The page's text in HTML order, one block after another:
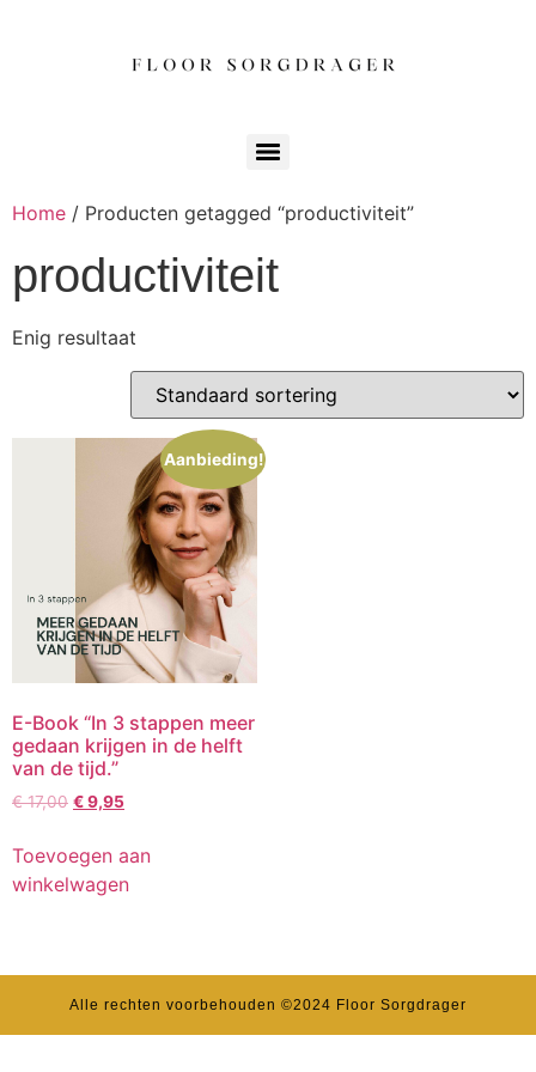
Home / Producten getagged “productiviteit”
productiviteit
Enig resultaat
Aanbieding!
E-Book “In 3 stappen meer
gedaan krijgen in de helft
van de tijd.”
€17,00 €9,95
Toevoegen aan
winkelwagen
Alle rechten voorbehouden ©2024 Floor Sorgdrager